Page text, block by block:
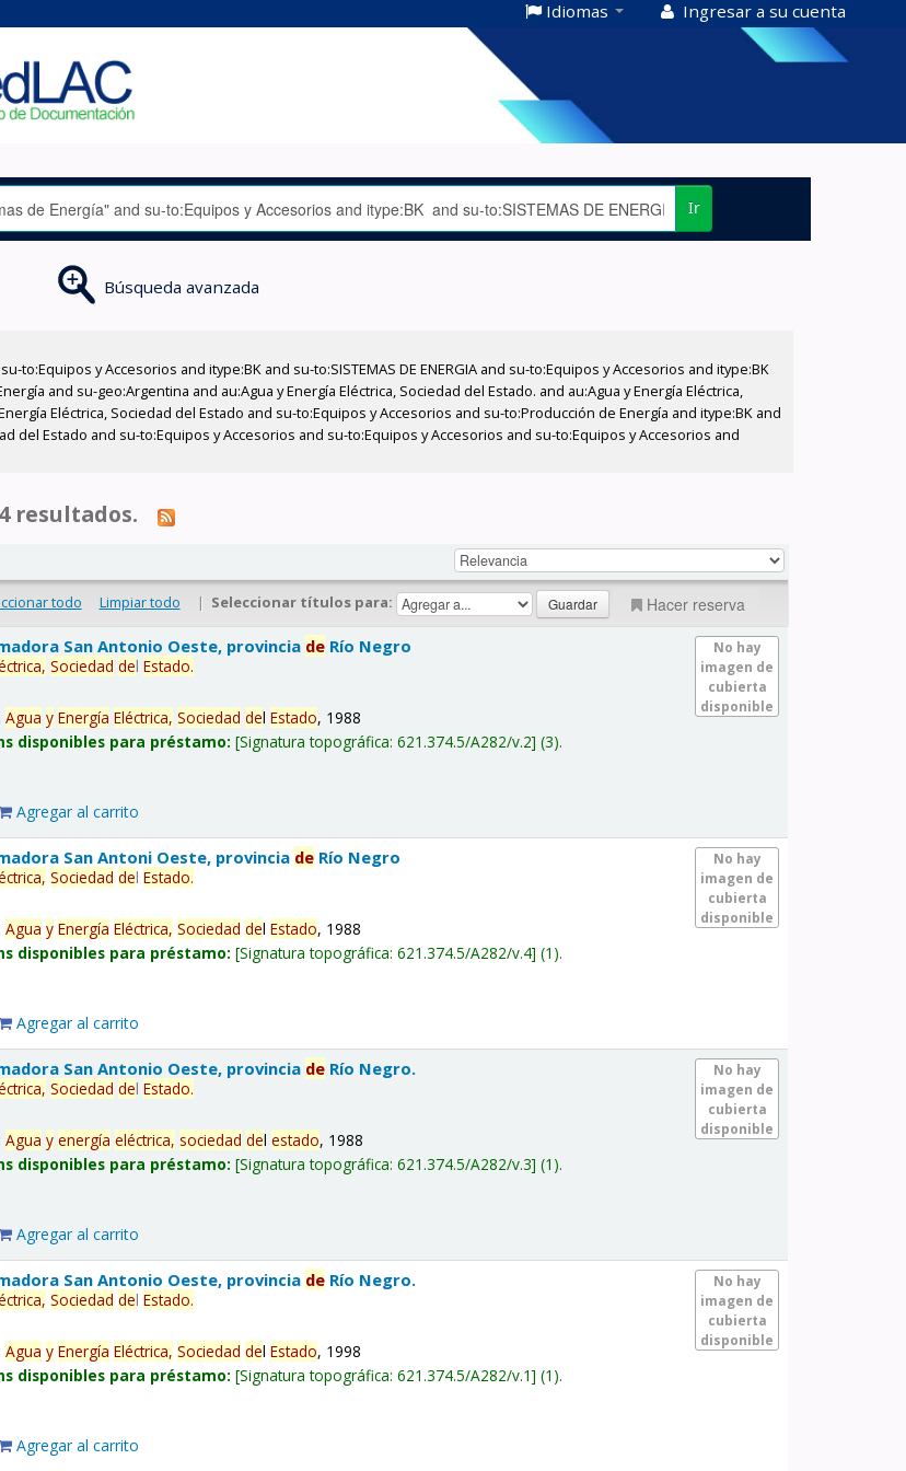
Idiomas Ingresar a su cuenta
Ir
Búsqueda avanzada
y Accesorios and itype:BK and su-to:SISTEMAS DE ENERGIA and su-to:Equipos y Accesorios and itype:BK
and su-geo:Argentina and au:Agua y Energía Eléctrica, Sociedad del Estado. and au:Agua y Energía Eléctrica,
Eléctrica, Sociedad del Estado and su-to:Equipos y Accesorios and su-to:Producción de Energía and itype:BK and
del Estado and su-to:Equipos y Accesorios and su-to:Equipos y Accesorios and su-to:Equipos y Accesorios and
resultados.
todo Limpiar todo | Seleccionar títulos para: Hacer reserva
No hay
imagen de
cubierta
disponible
San Antonio Oeste, provincia de Río Negro
Sociedad delEstado.
Agua y Energía Eléctrica, Sociedad delEstado, 1988
disponibles para préstamo: Signatura topográfica:621.374.5/A282/v.2 (3).
Agregar al carrito
No hay
imagen de
cubierta
disponible
San Antoni Oeste, provincia de Río Negro
Sociedad delEstado.
Agua y Energía Eléctrica, Sociedad delEstado, 1988
disponibles para préstamo: Signatura topográfica:621.374.5/A282/v.4 (1).
Agregar al carrito
No hay
imagen de
cubierta
disponible
San Antonio Oeste, provincia de Río Negro.
Sociedad delEstado.
Agua y energía eléctrica, sociedad delestado, 1988
disponibles para préstamo: Signatura topográfica:621.374.5/A282/v.3 (1).
Agregar al carrito
No hay
imagen de
cubierta
disponible
San Antonio Oeste, provincia de Río Negro.
Sociedad delEstado.
Agua y Energía Eléctrica, Sociedad delEstado, 1998
disponibles para préstamo: Signatura topográfica:621.374.5/A282/v.1 (1).
Agregar al carrito